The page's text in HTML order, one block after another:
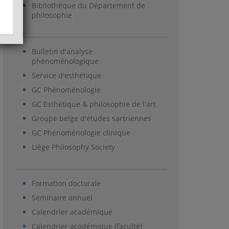
Bibliothèque du Département de
philosophie
Bulletin d'analyse
phénoménologique
Service d'esthétique
GC Phénoménologie
GC Esthétique & philosophie de l'art
Groupe belge d'études sartriennes
GC Phénoménologie clinique
Liège Philosophy Society
Formation doctorale
Séminaire annuel
Calendrier académique
Calendrier académique (faculté)